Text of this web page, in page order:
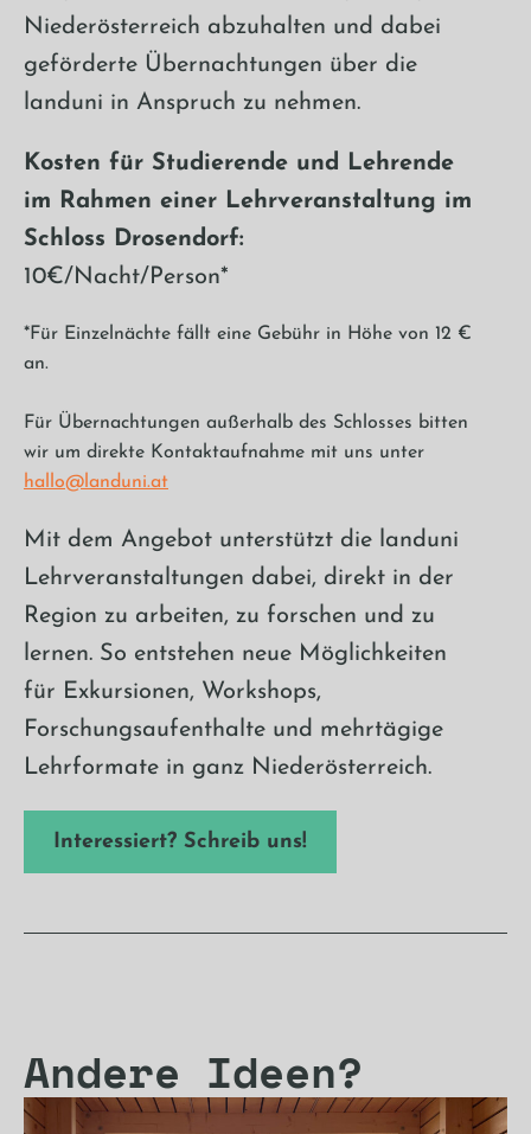
Niederösterreich abzuhalten und dabei
geförderte Übernachtungen über die
landuni in Anspruch zu nehmen.
Kosten für Studierende und Lehrende
im Rahmen einer Lehrveranstaltung im
Schloss Drosendorf:
10€/Nacht/Person*
*Für Einzelnächte fällt eine Gebühr in Höhe von 12 €
an.
Für Übernachtungen außerhalb des Schlosses bitten
wir um direkte Kontaktaufnahme mit uns unter
hallo@landuni.at
Mit dem Angebot unterstützt die landuni
Lehrveranstaltungen dabei, direkt in der
Region zu arbeiten, zu forschen und zu
lernen. So entstehen neue Möglichkeiten
für Exkursionen, Workshops,
Forschungsaufenthalte und mehrtägige
Lehrformate in ganz Niederösterreich.
Interessiert? Schreib uns!
Andere Ideen?